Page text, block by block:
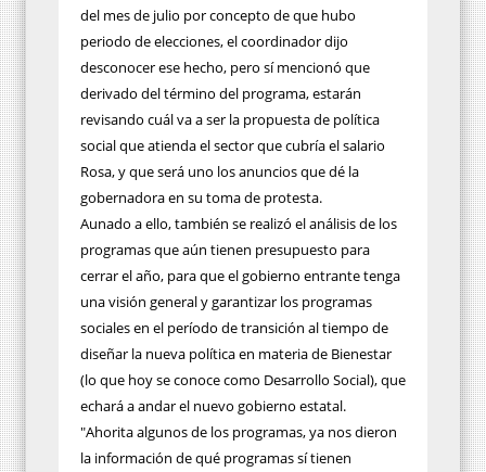
del mes de julio por concepto de que hubo
periodo de elecciones, el coordinador dijo
desconocer ese hecho, pero sí mencionó que
derivado del término del programa, estarán
revisando cuál va a ser la propuesta de política
social que atienda el sector que cubría el salario
Rosa, y que será uno los anuncios que dé la
gobernadora en su toma de protesta.
Aunado a ello, también se realizó el análisis de los
programas que aún tienen presupuesto para
cerrar el año, para que el gobierno entrante tenga
una visión general y garantizar los programas
sociales en el período de transición al tiempo de
diseñar la nueva política en materia de Bienestar
(lo que hoy se conoce como Desarrollo Social), que
echará a andar el nuevo gobierno estatal.
"Ahorita algunos de los programas, ya nos dieron
la información de qué programas sí tienen